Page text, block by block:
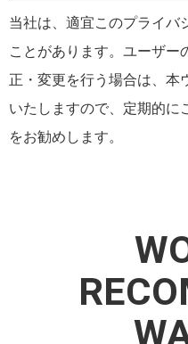
当社は、適宜このプライバ
ことがあります。ユーザー
正・変更を行う場合は、本
いたしますので、定期的に
をお勧めします。